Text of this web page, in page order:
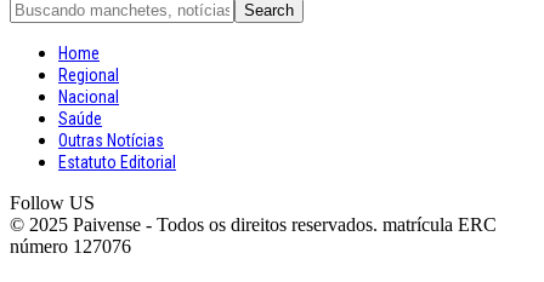
Home
Regional
Nacional
Saúde
Outras Notícias
Estatuto Editorial
Follow US
© 2025 Paivense - Todos os direitos reservados. matrícula ERC
número 127076